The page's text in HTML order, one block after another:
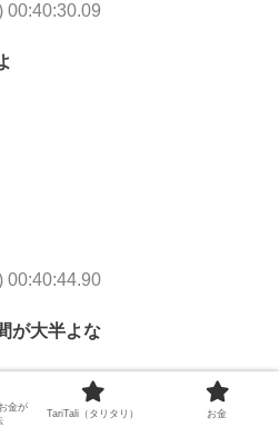
00:40:30.09
00:40:44.90
が大半よな
金が
TariTali（タリタリ） お金